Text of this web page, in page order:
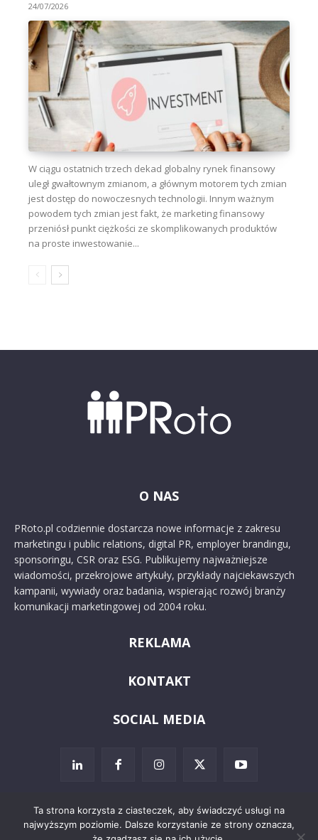
24/07/2026
W ciągu ostatnich trzech dekad globalny rynek finansowy
uległ gwałtownym zmianom, a głównym motorem tych zmian
jest dostęp do nowoczesnych technologii. Innym ważnym
powodem tych zmian jest fakt, że marketing finansowy
przeniósł punkt ciężkości ze skomplikowanych produktów
na proste inwestowanie...
O NAS
PRoto.pl codziennie dostarcza nowe informacje z zakresu
marketingu i public relations, digital PR, employer brandingu,
sponsoringu, CSR oraz ESG. Publikujemy najważniejsze
wiadomości, przekrojowe artykuły, przykłady najciekawszych
kampanii, wywiady oraz badania, wspierając rozwój branży
komunikacji marketingowej od 2004 roku.
REKLAMA
KONTAKT
SOCIAL MEDIA
Ta strona korzysta z ciasteczek, aby świadczyć usługi na
najwyższym poziomie. Dalsze korzystanie ze strony oznacza,